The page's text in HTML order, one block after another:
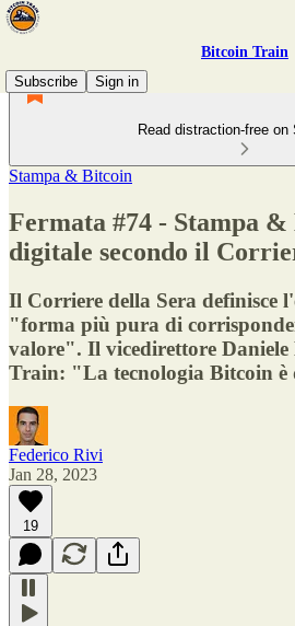
Bitcoin Train
Subscribe
Sign in
Read distraction-free on
Stampa & Bitcoin
Fermata #74 - Stampa
digitale secondo il
Il Corriere della Sera definisce
"forma più pura di
valore". Il vicedirettore
Train: "La tecnologia Bitcoin è
Federico Rivi
Jan 28, 2023
19